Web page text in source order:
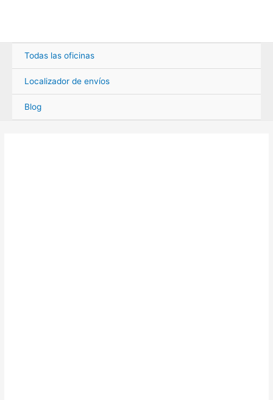
Todas las oficinas
Localizador de envíos
Blog